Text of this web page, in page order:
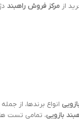
از مرکز فروش راهبند
بازویی، تمامی تست